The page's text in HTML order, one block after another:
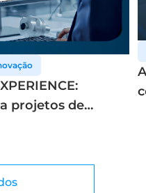
projetos de